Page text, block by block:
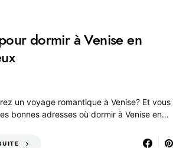
dormir à Venise en
un voyage romantique à Venise? Et vous
bonnes adresses où dormir à Venise en…